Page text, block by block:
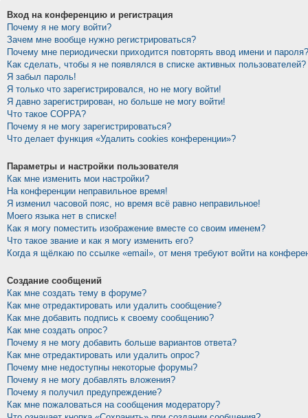
Вход на конференцию и регистрация
Почему я не могу войти?
Зачем мне вообще нужно регистрироваться?
Почему мне периодически приходится повторять ввод имени и пароля?
Как сделать, чтобы я не появлялся в списке активных пользователей?
Я забыл пароль!
Я только что зарегистрировался, но не могу войти!
Я давно зарегистрирован, но больше не могу войти!
Что такое COPPA?
Почему я не могу зарегистрироваться?
Что делает функция «Удалить cookies конференции»?
Параметры и настройки пользователя
Как мне изменить мои настройки?
На конференции неправильное время!
Я изменил часовой пояс, но время всё равно неправильное!
Моего языка нет в списке!
Как я могу поместить изображение вместе со своим именем?
Что такое звание и как я могу изменить его?
Когда я щёлкаю по ссылке «email», от меня требуют войти на
Создание сообщений
Как мне создать тему в форуме?
Как мне отредактировать или удалить сообщение?
Как мне добавить подпись к своему сообщению?
Как мне создать опрос?
Почему я не могу добавить больше вариантов ответа?
Как мне отредактировать или удалить опрос?
Почему мне недоступны некоторые форумы?
Почему я не могу добавлять вложения?
Почему я получил предупреждение?
Как мне пожаловаться на сообщения модератору?